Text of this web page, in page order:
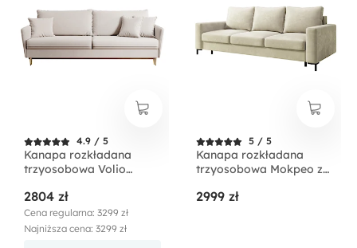
4.9 / 5
Kanapa rozkładana
trzyosobowa Volio
hydrofobowy nogi złote
2804 zł
Cena regularna: 3299 zł
Najniższa cena: 3299 zł
5 / 5
Kanapa rozkładana
trzyosobowa Mokpeo z
welur łatwoczyszczący
2999 zł